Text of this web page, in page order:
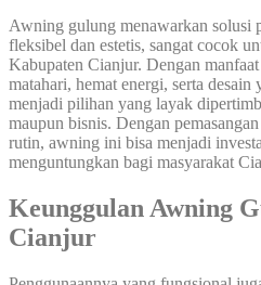
Awning gulung menawarkan solusi
fleksibel dan estetis, sangat cocok
Kabupaten Cianjur. Dengan
matahari, hemat energi, serta
menjadi pilihan yang layak
maupun bisnis. Dengan
rutin, awning ini bisa menjadi
menguntungkan bagi masyarakat
Keunggulan Awning
Cianjur